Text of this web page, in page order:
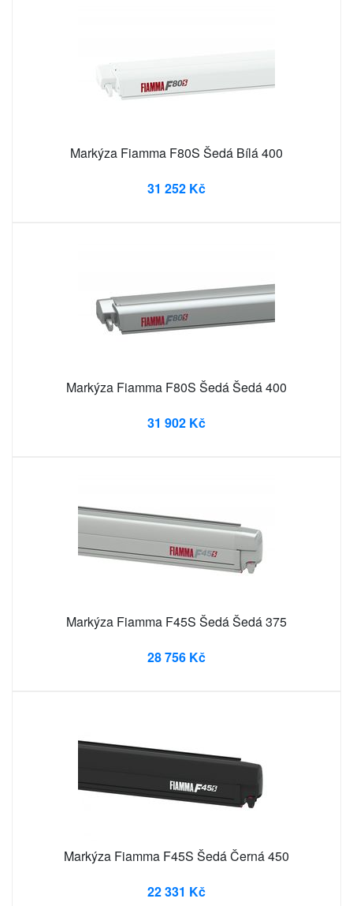
Markýza Fiamma F80S Šedá Bílá 400
31 252 Kč
Markýza Fiamma F80S Šedá Šedá 400
31 902 Kč
Markýza Fiamma F45S Šedá Šedá 375
28 756 Kč
Markýza Fiamma F45S Šedá Černá 450
22 331 Kč